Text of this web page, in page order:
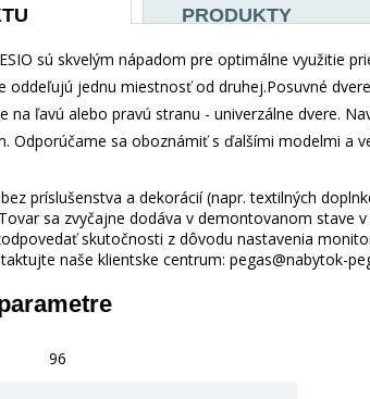
PRODUKTY
sú skvelým nápadom pre optimálne využitie
oddeľujú jednu miestnosť od druhej.Posuvné
na ľavú alebo pravú stranu - univerzálne dvere.
Odporúčame sa oboznámiť s ďalšími modelmi a
príslušenstva a dekorácií (napr. textilných
sa zvyčajne dodáva v demontovanom
skutočnosti z dôvodu nastavenia
naše klientske centrum: pegas@nabytok-
96